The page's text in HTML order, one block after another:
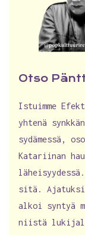
Otso
Istuimme
yhtenä
sydämessä,
Katariinan
sitä.
alkoi syntyä
niistä